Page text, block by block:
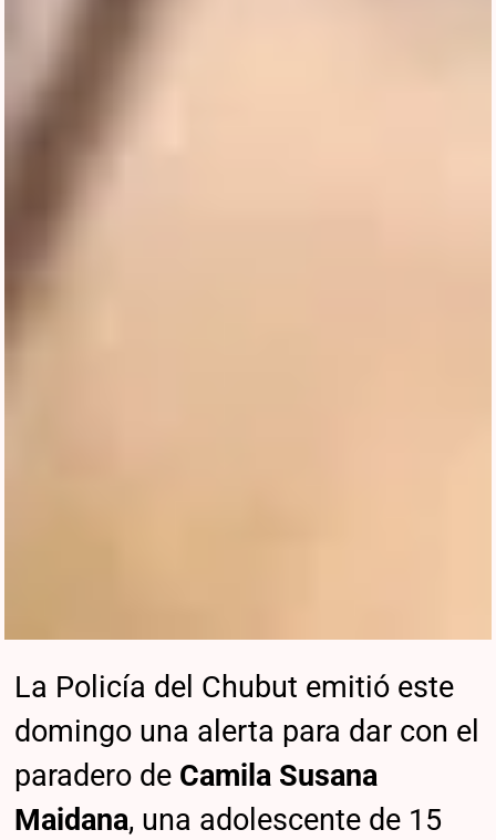
La Policía del Chubut emitió este
domingo una alerta para dar con el
paradero de Camila Susana
Maidana, una adolescente de 15